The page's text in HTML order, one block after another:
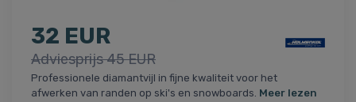
32 EUR
Adviesprijs 45 EUR
Professionele diamantvijl in fijne kwaliteit voor het
afwerken van randen op ski's en snowboards. Meer lezen